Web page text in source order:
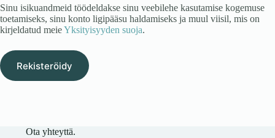
Sinu isikuandmeid töödeldakse sinu veebilehe kasutamise kogemuse
toetamiseks, sinu konto ligipääsu haldamiseks ja muul viisil, mis on
kirjeldatud meieYksityisyyden suoja.
Rekisteröidy
Ota yhteyttä.